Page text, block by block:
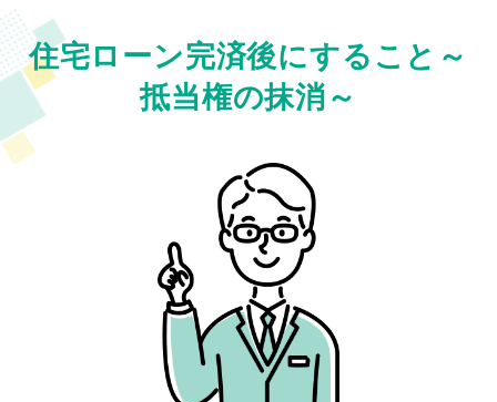
住宅ローン完済後にすること ～
抵当権の抹消～